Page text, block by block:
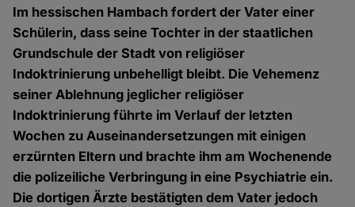
Im hessischen Hambach fordert der Vater einer
Schülerin, dass seine Tochter in der staatlichen
Grundschule der Stadt von religiöser
Indoktrinierung unbehelligt bleibt. Die Vehemenz
seiner Ablehnung jeglicher religiöser
Indoktrinierung führte im Verlauf der letzten
Wochen zu Auseinandersetzungen mit einigen
erzürnten Eltern und brachte ihm am Wochenende
die polizeiliche Verbringung in eine Psychiatrie ein.
Die dortigen Ärzte bestätigten dem Vater jedoch